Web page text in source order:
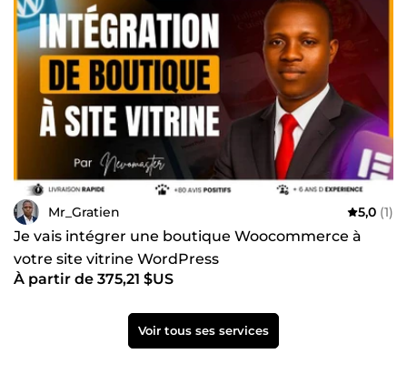
Mr_Gratien 5,0 (1)
Je vais intégrer une boutique Woocommerce à
votre site vitrine WordPress
À partir de 375,21 $US
Voir tous ses services